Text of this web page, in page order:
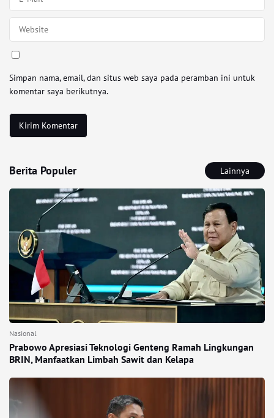
Simpan nama, email, dan situs web saya pada peramban ini untuk
komentar saya berikutnya.
Berita Populer Lainnya
Nasional
Prabowo Apresiasi Teknologi Genteng Ramah Lingkungan
BRIN, Manfaatkan Limbah Sawit dan Kelapa